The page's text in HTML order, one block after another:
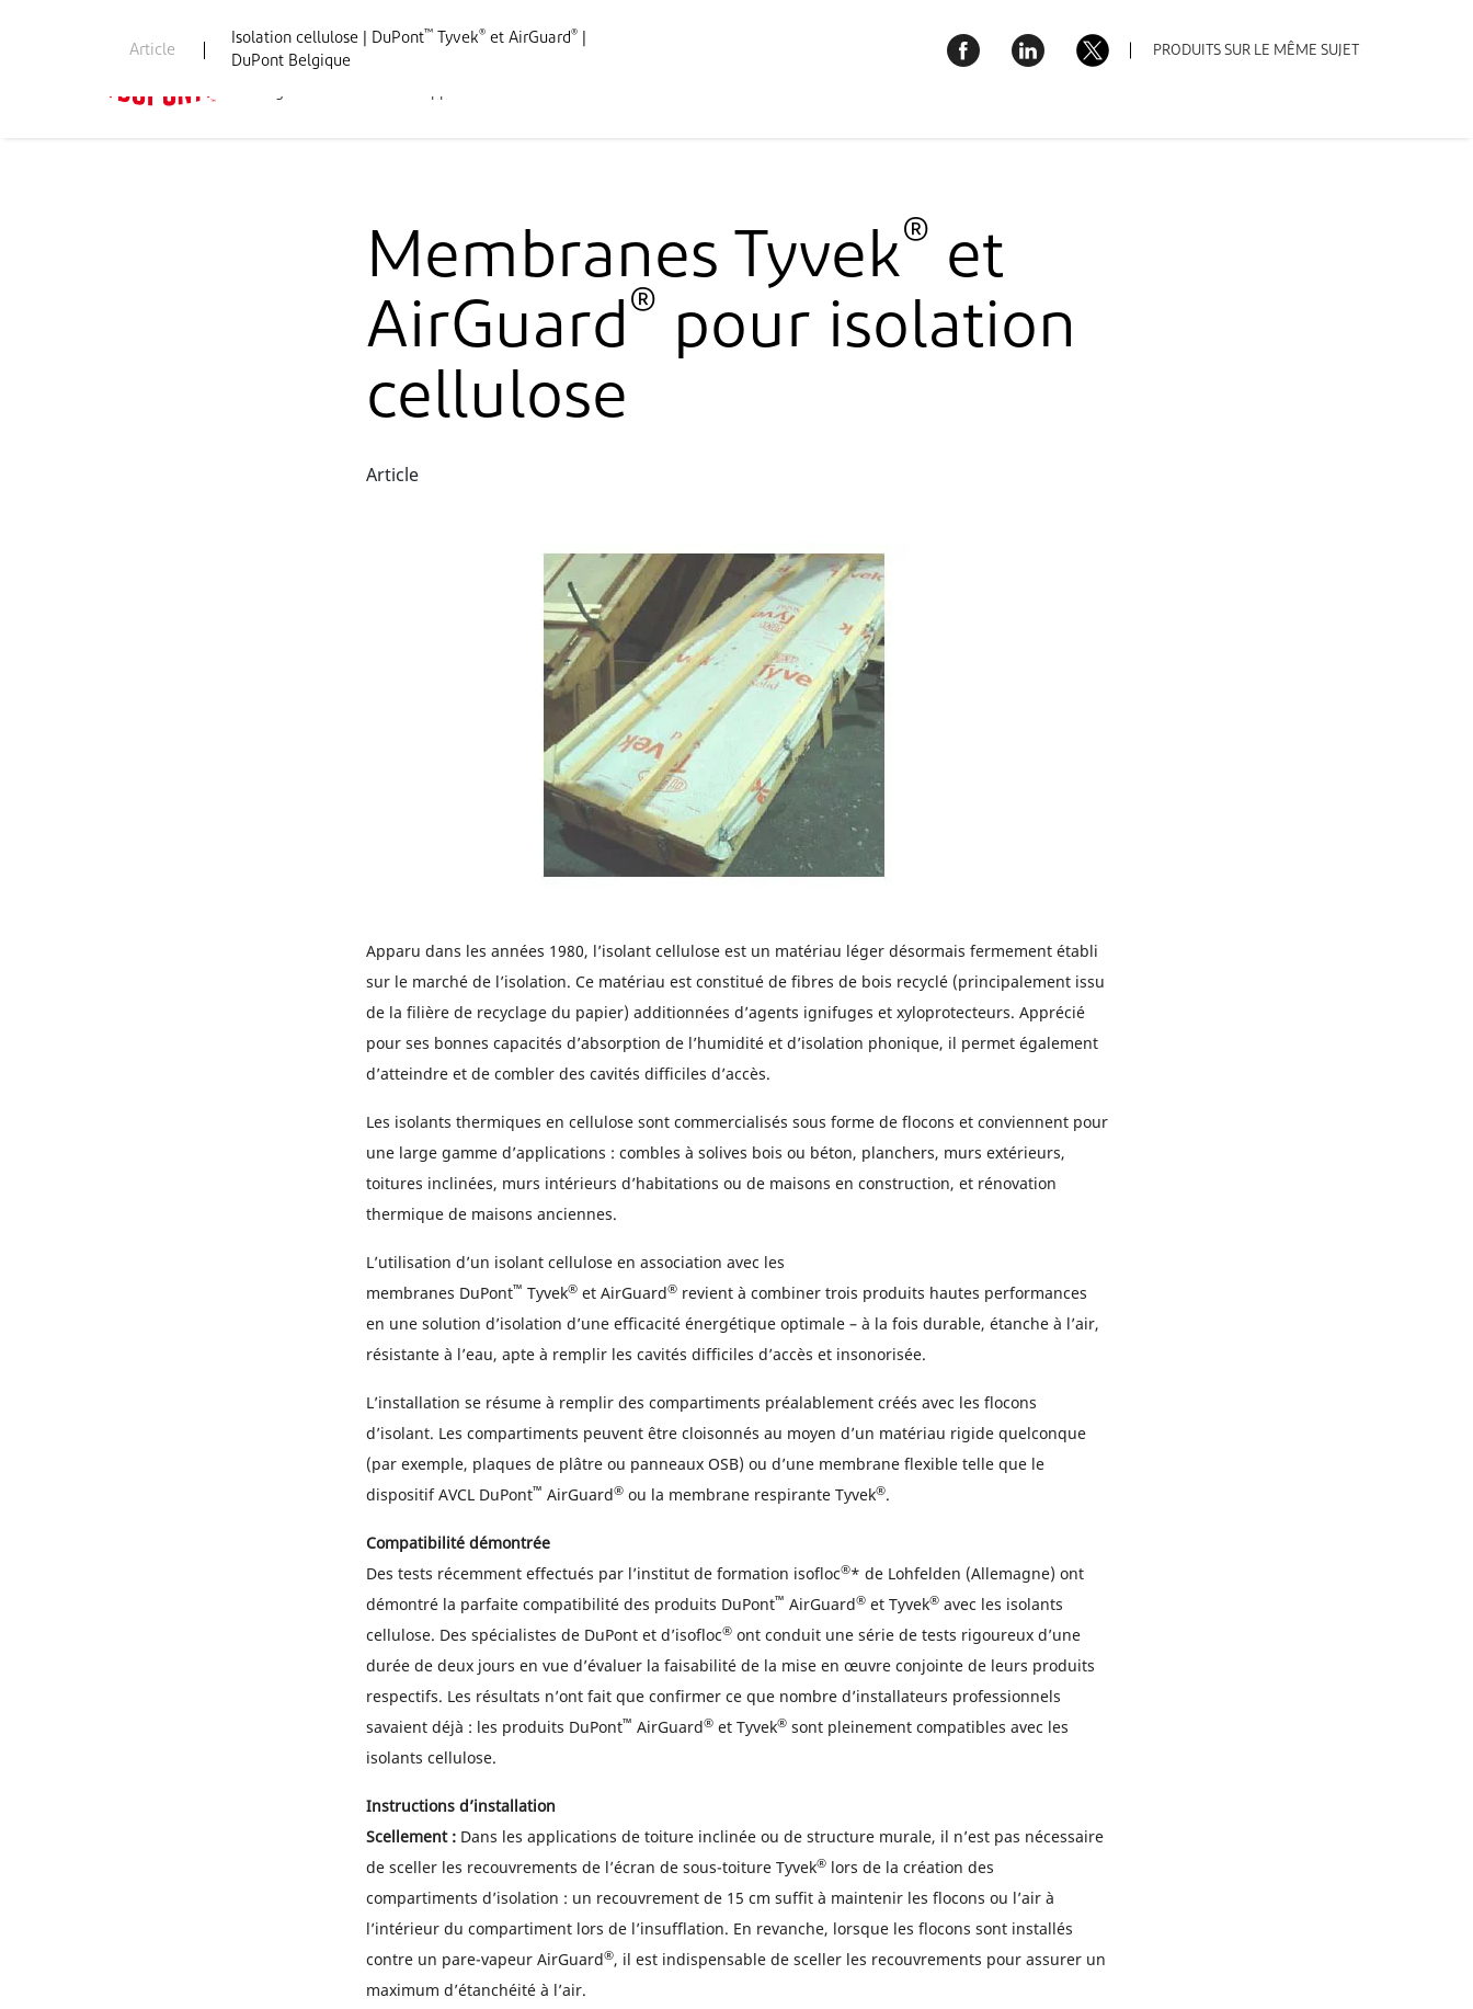
Membranes Tyvek® et
AirGuard® pour isolation
cellulose
Article
Article
Isolation cellulose | DuPont™ Tyvek® et AirGuard®
DuPont Belgique
PRODUITS SUR LE MÊME SUJET
Apparu dans les années 1980, l’isolant cellulose est un matériau léger désormais fermement établi
sur le marché de l’isolation. Ce matériau est constitué de fibres de bois recyclé (principalement issu
de la filière de recyclage du papier) additionnées d’agents ignifuges et xyloprotecteurs. Apprécié
pour ses bonnes capacités d’absorption de l’humidité et d’isolation phonique, il permet également
d’atteindre et de combler des cavités difficiles d’accès.
Les isolants thermiques en cellulose sont commercialisés sous forme de flocons et conviennent pour
une large gamme d’applications : combles à solives bois ou béton, planchers, murs extérieurs,
toitures inclinées, murs intérieurs d’habitations ou de maisons en construction, et rénovation
thermique de maisons anciennes.
L’utilisation d’un isolant cellulose en association avec les
membranes DuPont™ Tyvek®et AirGuard®revient à combiner trois produits hautes performances
en une solution d’isolation d’une efficacité énergétique optimale – à la fois durable, étanche à l’air,
résistante à l’eau, apte à remplir les cavités difficiles d’accès et insonorisée.
L’installation se résume à remplir des compartiments préalablement créés avec les flocons
d’isolant. Les compartiments peuvent être cloisonnés au moyen d’un matériau rigide quelconque
(par exemple, plaques de plâtre ou panneaux OSB) ou d’une membrane flexible telle que le
dispositif AVCL DuPont™ AirGuard®ou la membrane respirante Tyvek®.
Compatibilité démontrée
Des tests récemment effectués par l’institut de formation isofloc®* de Lohfelden (Allemagne) ont
démontré la parfaite compatibilité des produits DuPont™ AirGuard®et Tyvek®avec les isolants
cellulose. Des spécialistes de DuPont et d’isofloc®ont conduit une série de tests rigoureux d’une
durée de deux jours en vue d’évaluer la faisabilité de la mise en œuvre conjointe de leurs produits
respectifs. Les résultats n’ont fait que confirmer ce que nombre d’installateurs professionnels
savaient déjà : les produits DuPont™ AirGuard®et Tyvek®sont pleinement compatibles avec les
isolants cellulose.
Instructions d’installation
Scellement :Dans les applications de toiture inclinée ou de structure murale, il n’est pas nécessaire
de sceller les recouvrements de l’écran de sous-toiture Tyvek®lors de la création des
compartiments d’isolation : un recouvrement de 15 cm suffit à maintenir les flocons ou l’air à
l’intérieur du compartiment lors de l’insufflation. En revanche, lorsque les flocons sont installés
contre un pare-vapeur AirGuard®, il est indispensable de sceller les recouvrements pour assurer un
maximum d’étanchéité à l’air.